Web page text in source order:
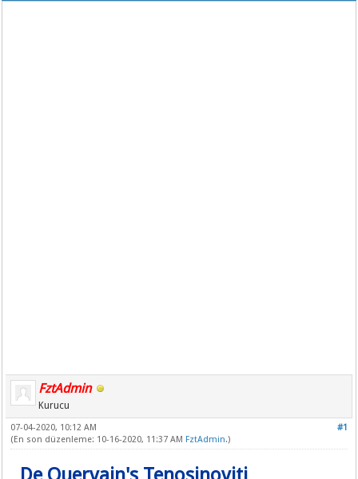
FztAdmin
Kurucu
#1
07-04-2020, 10:12 AM
(En son düzenleme: 10-16-2020, 11:37 AM FztAdmin.)